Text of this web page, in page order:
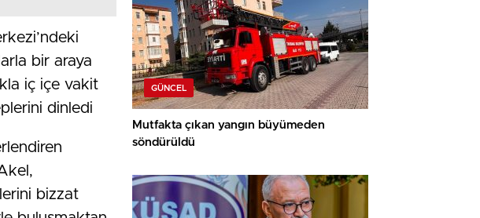
bir araya
iç içe vakit
dinledi
bizzat
GÜNCEL
Mutfakta çıkan yangın büyümeden
söndürüldü